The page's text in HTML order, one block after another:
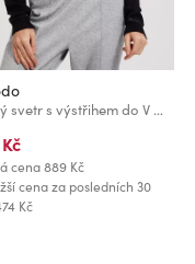
Černý svetr s výstřihem do V a dlouhým rukávem Moodo
cena889 Kč
cena za posledních 30
Kč